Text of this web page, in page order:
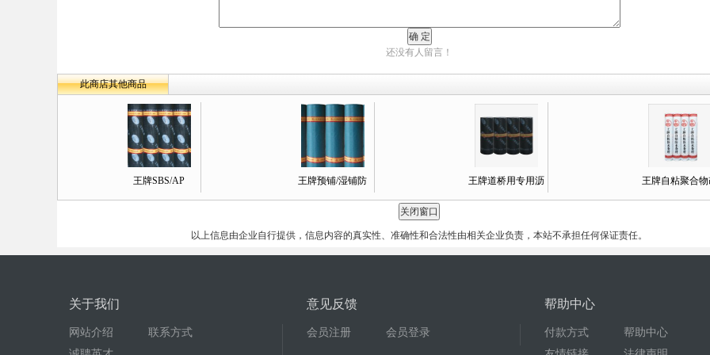
还没有人留言！
此商店其他商品
王牌SBS/AP 王牌预铺/湿铺防 王牌道桥用专用沥 王牌自粘聚合物
以上信息由企业自行提供，信息内容的真实性、准确性和合法性由相关企业负责，本站不承担任何保证责任。
关于我们
网站介绍
联系方式
意见反馈
会员注册 会员登录
帮助中心
付款方式
帮助中心